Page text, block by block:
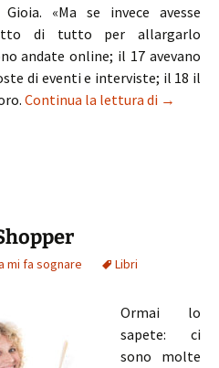
«Ma se invece avesse
di tutto per allargarlo
andate online; il 17 avevano
di eventi e interviste; il 18 il
Continua la lettura di Le
→
mi fa sognare Libri
Ormai lo
sapete: ci
sono molte